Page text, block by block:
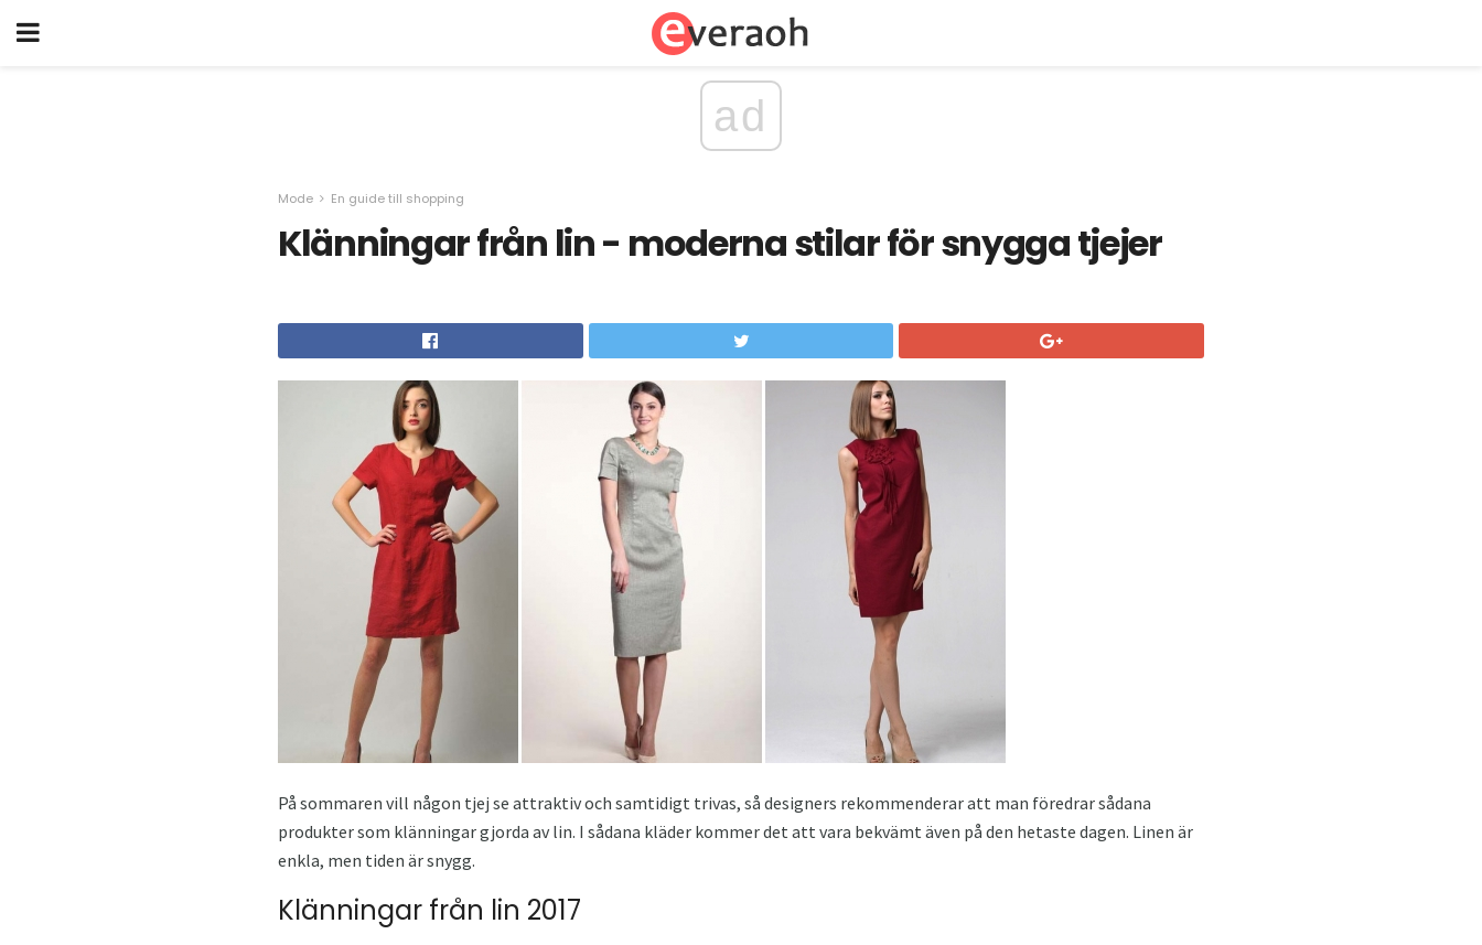
ad
Mode En guide till shopping
Klänningar från lin - moderna stilar för snygga tjejer
På sommaren vill någon tjej se attraktiv och samtidigt trivas, så designers rekommenderar att man föredrar sådana
produkter som klänningar gjorda av lin. I sådana kläder kommer det att vara bekvämt även på den hetaste dagen. Linen är
enkla, men tiden är snygg.
Klänningar från lin 2017